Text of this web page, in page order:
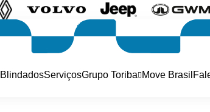
BlindadosServiçosGrupo Toriba Move Brasil